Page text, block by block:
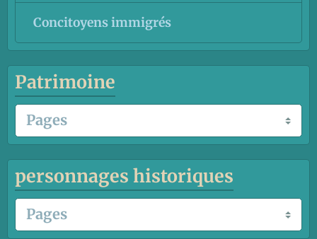
Concitoyens immigrés
Patrimoine
personnages historiques